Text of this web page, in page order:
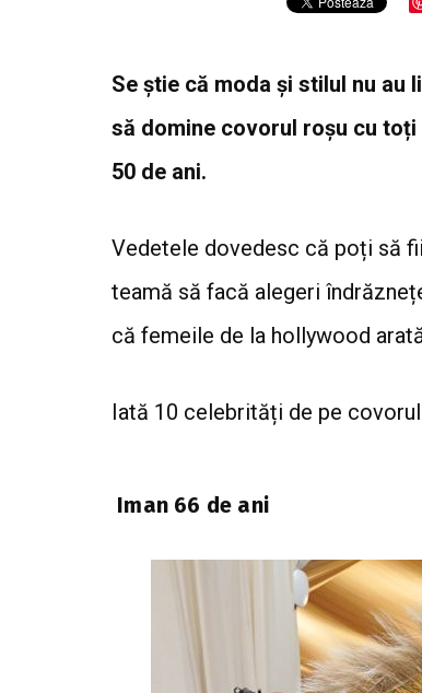
Se știe că moda și stilul nu au
să domine covorul roșu cu
50 de ani.
Vedetele dovedesc că poți să
teamă să facă alegeri
că femeile de la hollywood
Iată 10 celebrități de pe
Iman 66 de ani